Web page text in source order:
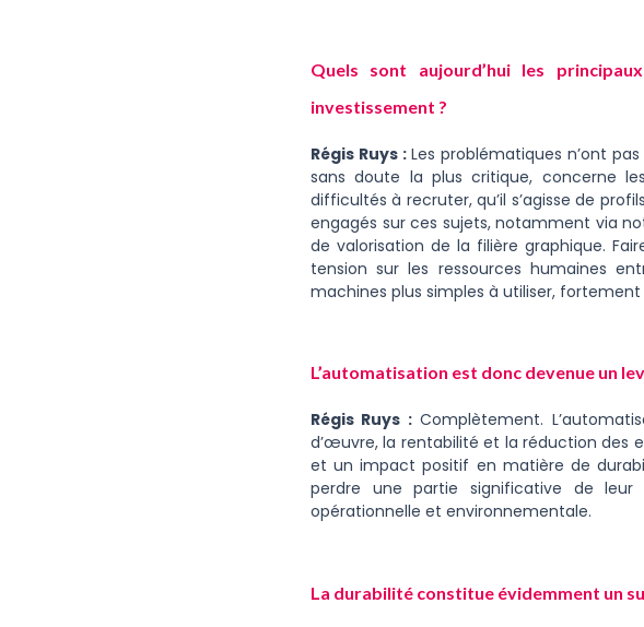
Quels sont aujourd’hui les
investissement ?
Régis Ruys :Les problématiques n’ont
sans doute la plus critique, concerne
difficultés à recruter, qu’il s’agisse de
engagés sur ces sujets, notamment via
de valorisation de la filière graphique.
tension sur les ressources humaines
machines plus simples à utiliser,
L’automatisation est donc devenue un
Régis Ruys :Complètement.
d’œuvre, la rentabilité et la réduction des
et un impact positif en matière de
perdre une partie significative de leur
opérationnelle et environnementale.
La durabilité constitue évidemment un